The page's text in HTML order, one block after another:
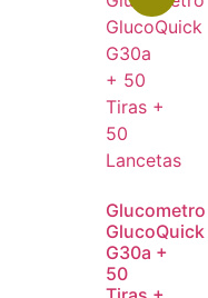
Glucometro
GlucoQuick
G30a +
50